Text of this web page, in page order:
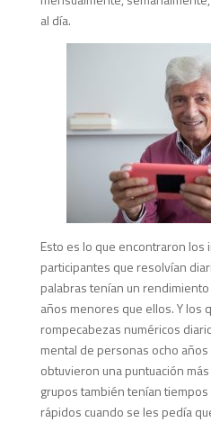
al día.
Esto es lo que encontraron los
participantes que resolvían
palabras tenían un
años menores que ellos. Y los
rompecabezas numéricos
mental de personas ocho
obtuvieron una puntuación
grupos también tenían
rápidos cuando se les pedía